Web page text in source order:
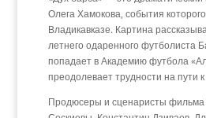
Олега Хамокова, события
Владикавказе. Картина
летнего одаренного футболиста
попадает в Академию футбола
преодолевает трудности на пути
Продюсеры и сценаристы фильма